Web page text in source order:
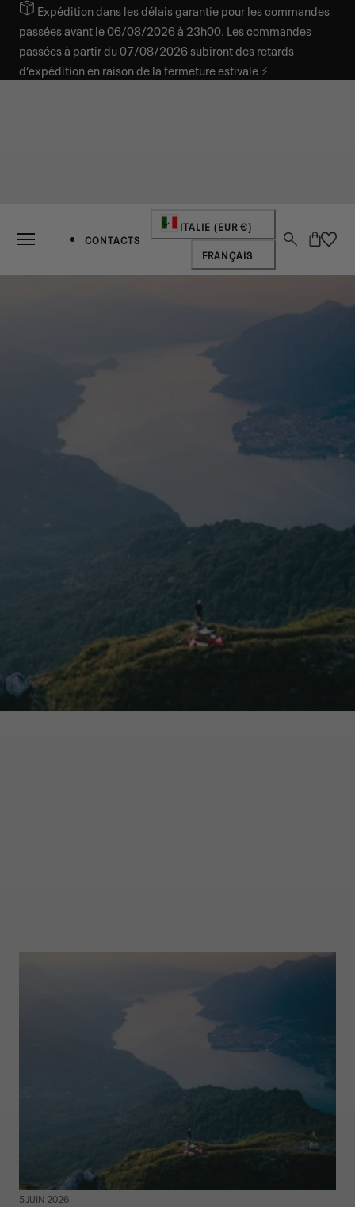
AU CONTENUExpédition dans les délais garantie pour les commandes
passées avant le 06/08/2026 à 23h00. Les commandes
passées à partir du 07/08/2026 subiront des retards
d’expédition en raison de la fermeture estivale ⚡
CONTACTS
Pays/régionITALIE (EUR €)
Langue
FRANÇAIS
Panier
5 JUIN 2026